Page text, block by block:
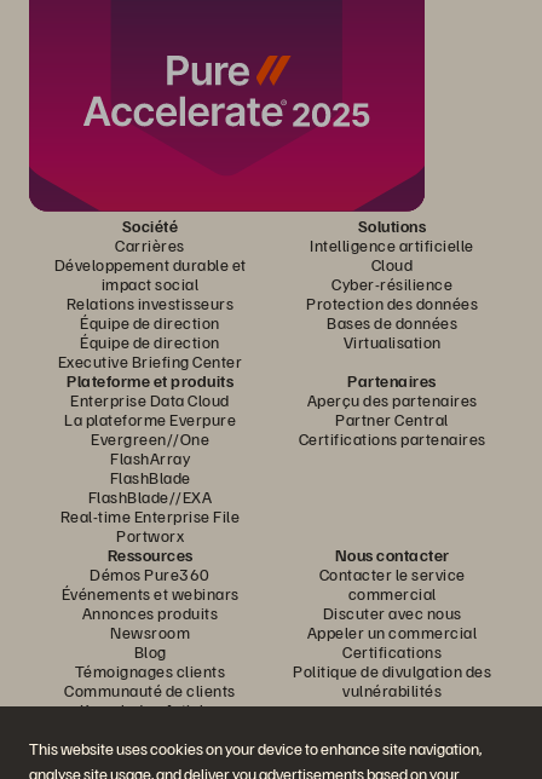
This website uses cookies on your device to enhance site navigation,
analyse site usage, and deliver you advertisements based on your
Société
Carrières
Développement durable et
impact social
Relations investisseurs
Équipe de direction
Équipe de direction
Executive Briefing Center
Solutions
Intelligence artificielle
Cloud
Cyber-résilience
Protection des données
Bases de données
Virtualisation
Plateforme et produits
Enterprise Data Cloud
La plateforme Everpure
Evergreen//One
FlashArray
FlashBlade
FlashBlade//EXA
Real-time Enterprise File
Portworx
Partenaires
Aperçu des partenaires
Partner Central
Certifications partenaires
Ressources
Démos Pure360
Événements et webinars
Annonces produits
Newsroom
Blog
Témoignages clients
Communauté de clients
Knowledge Articles
Nous contacter
Contacter le service
commercial
Discuter avec nous
Appeler un commercial
Certifications
Politique de divulgation des
vulnérabilités